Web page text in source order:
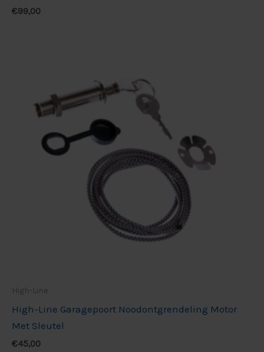
€99,00
High-Line
High-Line Garagepoort Noodontgrendeling Motor
Met Sleutel
€45,00